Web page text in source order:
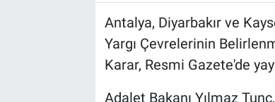
Antalya, Diyarbakır ve
Yargı Çevrelerinin
Karar, Resmi Gazete'de
Adalet Bakanı Yılmaz